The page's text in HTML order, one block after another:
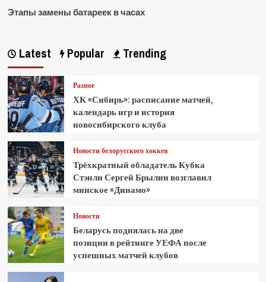
Этапы замены батареек в часах
Latest Popular Trending
Разное
ХК «Сибирь»: расписание матчей,
календарь игр и история
новосибирского клуба
Новости белорусского хоккея
Трёхкратный обладатель Кубка
Стэнли Сергей Брылин возглавил
минское «Динамо»
Новости
Беларусь поднялась на две
позиции в рейтинге УЕФА после
успешных матчей клубов